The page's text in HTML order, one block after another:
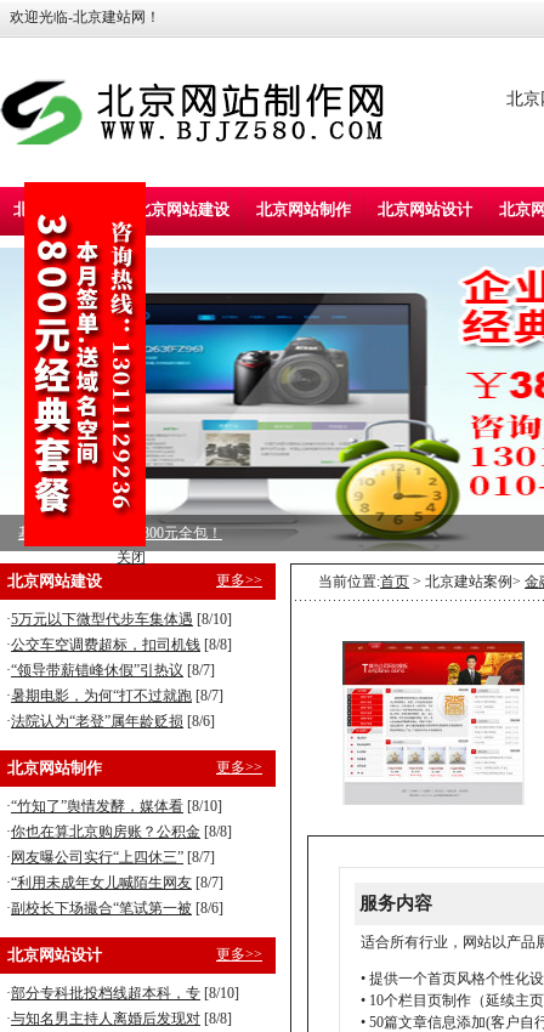
欢迎光临-北京建站网！
北京
北京建站首页 北京网站建设 北京网站制作 北京网站设计 北京
标准型企业建站，5800元全包！
营销型企业建站，8800元全包！
北京网站建设 更多>>
·5万元以下微型代步车集体遇 [8/10]
·公交车空调费超标，扣司机钱 [8/8]
·“领导带薪错峰休假”引热议 [8/7]
·暑期电影，为何“打不过就跑 [8/7]
·法院认为“老登”属年龄贬损 [8/6]
北京网站制作 更多>>
·“竹知了”舆情发酵，媒体看 [8/10]
·你也在算北京购房账？公积金 [8/8]
· 网友曝公司实行“上四休三” [8/7]
·“利用未成年女儿喊陌生网友 [8/7]
·副校长下场撮合“笔试第一被 [8/6]
北京网站设计 更多>>
·部分专科批投档线超本科，专 [8/10]
·与知名男主持人离婚后发现对 [8/8]
当前位置:首页 > 北京建站案例> 金
服务内容
适合所有行业，网站以产品
• 提供一个首页风格个性化
• 10个栏目页制作（延续主
• 50篇文章信息添加(客户自
关闭